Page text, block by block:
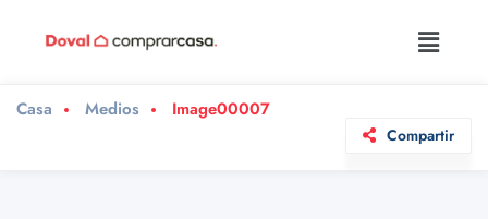
Casa Medios Image00007
Compartir